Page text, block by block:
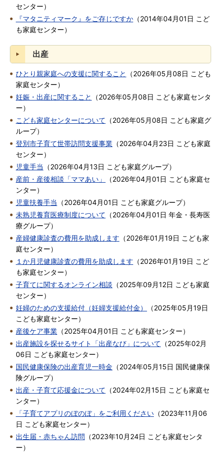
センター）
『マタニティマーク』をご存じですか （2014年04月01日 こど
も家庭センター）
出産
ひとり親家庭への支援に関すること （2026年05月08日 こども
家庭センター）
妊娠・出産に関すること
（2026年05月08日 こども家庭センタ
ー）
こども家庭センターについて （2026年05月08日 こども家庭グ
ループ）
登別市子育て世帯訪問支援事業 （2026年04月23日 こども家庭
センター）
児童手当
（2026年04月13日 こども家庭グループ）
産前・産後相談「ママあい」
（2026年04月01日 こども家庭セ
ンター）
児童扶養手当
（2026年04月01日 こども家庭グループ）
未熟児養育医療制度について （2026年04月01日 年金・長寿医
療グループ）
産婦健康診査の費用を助成します （2026年01月19日 こども家
庭センター）
１か月児健康診査の費用を助成します （2026年01月19日 こど
も家庭センター）
子育てに関するオンライン相談 （2025年09月12日 こども家庭
センター）
妊婦のための支援給付（妊婦支援給付金）
（2025年05月19日
こども家庭センター）
産後ケア事業 （2025年04月01日 こども家庭センター）
出産施設を探せるサイト「出産なび」について （2025年02月
06日 こども家庭センター）
国民健康保険の出産育児一時金 （2024年05月15日 国民健康保
険グループ）
出産・子育て応援金について （2024年02月15日 こども家庭セ
ンター）
「子育てアプリのぼのぼ」をご利用ください （2023年11月06
日 こども家庭センター）
出生届・赤ちゃん訪問 （2023年10月24日 こども家庭センタ
ー）